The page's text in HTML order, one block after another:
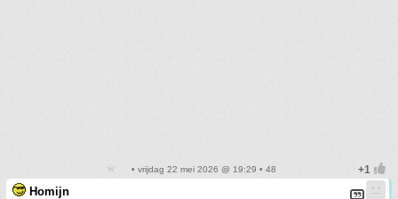
• vrijdag 22 mei 2026 @ 19:29 • 48
Homijn